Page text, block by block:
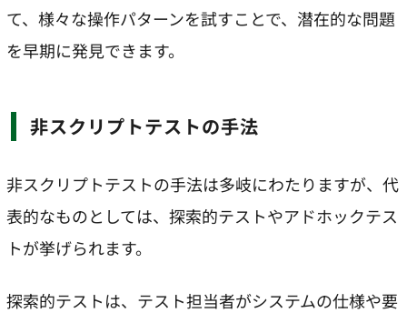
て、様々な操作パターンを試すことで、潜在的な問題
を早期に発見できます。
非スクリプトテストの手法
非スクリプトテストの手法は多岐にわたりますが、代
表的なものとしては、探索的テストやアドホックテス
トが挙げられます。
探索的テストは、テスト担当者がシステムの仕様や要